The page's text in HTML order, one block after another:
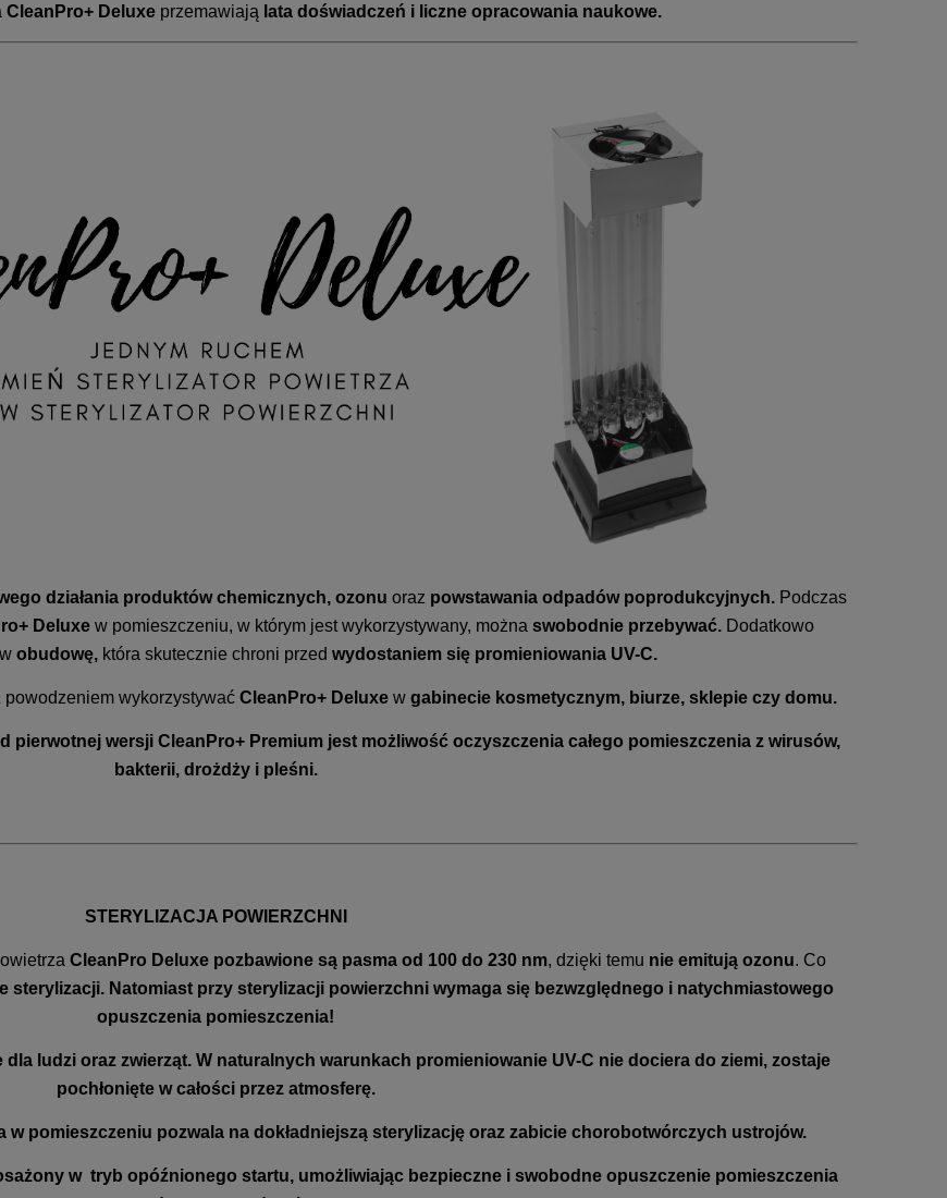
CleanPro+ Deluxe przemawiają lata doświadczeń i liczne opracowania naukowe.
działania produktów chemicznych, ozonu oraz powstawania odpadów poprodukcyjnych.Podczas
Deluxe w pomieszczeniu, w którym jest wykorzystywany, można swobodnie przebywać. Dodatkowo
obudowę, która skutecznie chroni przed wydostaniem się promieniowania UV-C.
powodzeniem wykorzystywać CleanPro+ Deluxe w gabinecie kosmetycznym, biurze, sklepie czy domu.
pierwotnej wersji CleanPro+ Premium jest możliwość oczyszczenia całego pomieszczenia z wirusów,
bakterii, drożdży i pleśni.
STERYLIZACJA POWIERZCHNI
CleanPro Deluxe pozbawione są pasma od 100 do 230 nm, dzięki temu nie emitują ozonu. Co
sterylizacji. Natomiast przy sterylizacji powierzchni wymaga się bezwzględnego i natychmiastowego
opuszczenia pomieszczenia!
ludzi oraz zwierząt. W naturalnych warunkach promieniowanie UV-C nie dociera do ziemi, zostaje
pochłonięte w całości przez atmosferę.
pomieszczeniu pozwala na dokładniejszą sterylizację oraz zabicie chorobotwórczych ustrojów.
w tryb opóźnionego startu, umożliwiając bezpieczne i swobodne opuszczenie pomieszczenia